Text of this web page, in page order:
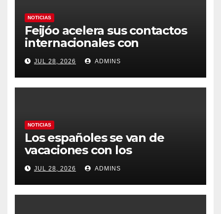
NOTICIAS
Feijóo acelera sus contactos
internacionales con
Latinoamérica como socio
prioritario en su agenda de
gobierno
JUL 28, 2026 ADMINS
NOTICIAS
Los españoles se van de
vacaciones con los
carburantes hasta un 21%
más caros que el año pasado
y los hoteles disparados
JUL 28, 2026 ADMINS